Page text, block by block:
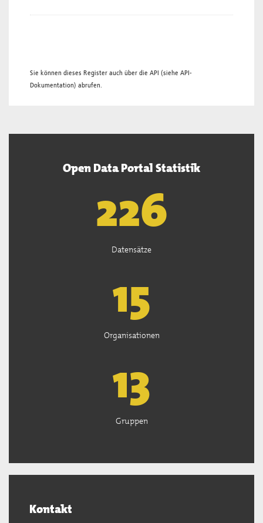
Sie können dieses Register auch über die API (siehe API-
Dokumentation) abrufen.
Open Data Portal Statistik
226
Datensätze
15
Organisationen
13
Gruppen
Kontakt